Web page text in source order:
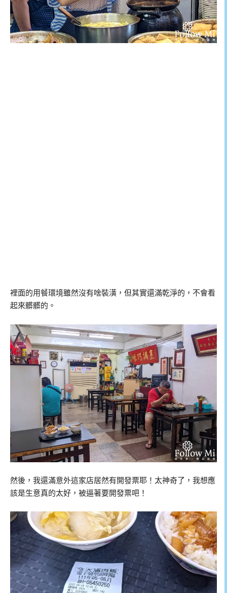
裡面的用餐環境雖然沒有啥裝潢，但其實還滿乾淨的，不會看
起來髒髒的。
然後，我還滿意外這家店居然有開發票耶！太神奇了，我想應
該是生意真的太好，被逼著要開發票吧！